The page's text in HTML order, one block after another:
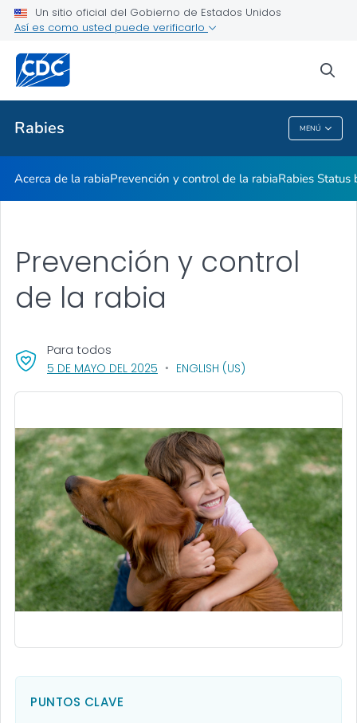
Un sitio oficial del Gobierno de Estados Unidos
Así es como usted puede verificarlo
Rabies MENÚ
Salud pública
Rabies
Acerca de la rabiaPrevención y control de la rabiaRabies Status
5 DE MAYO DEL 2025 , VISIT LINK FOR DETAILS.
ENGLISH (US)
Para todos
Prevención y control
de la rabia
PUNTOS CLAVE